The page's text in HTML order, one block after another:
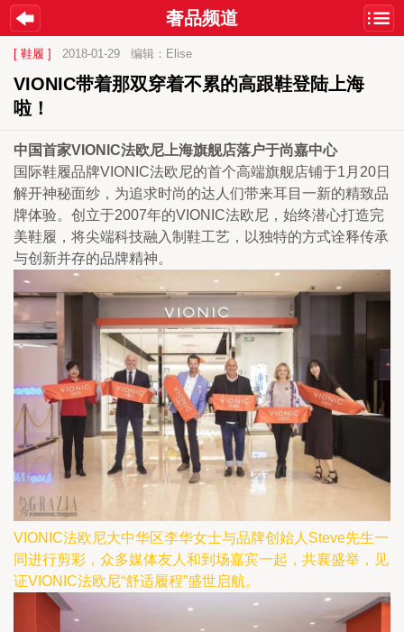
奢品频道
[ 鞋履 ] 2018-01-29 编辑：Elise
VIONIC带着那双穿着不累的高跟鞋登陆上海
啦！
中国首家VIONIC法欧尼上海旗舰店落户于尚嘉中心
国际鞋履品牌VIONIC法欧尼的首个高端旗舰店铺于1月20日
解开神秘面纱，为追求时尚的达人们带来耳目一新的精致品
牌体验。创立于2007年的VIONIC法欧尼，始终潜心打造完
美鞋履，将尖端科技融入制鞋工艺，以独特的方式诠释传承
与创新并存的品牌精神。
VIONIC法欧尼大中华区李华女士与品牌创始人Steve先生一
同进行剪彩，众多媒体友人和到场嘉宾一起，共襄盛举，见
证VIONIC法欧尼“舒适履程”盛世启航。